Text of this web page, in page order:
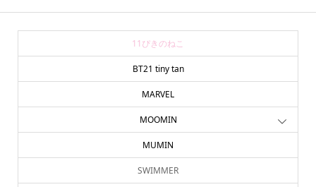
11ぴきのねこ
BT21 tiny tan
MARVEL
MOOMIN
MUMIN
SWIMMER